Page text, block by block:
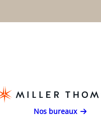
Nos bureaux